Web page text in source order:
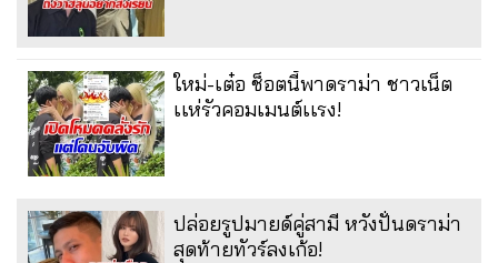
ใหม่-เต๋อ ช็อตนี้พาดราม่า ชาวเน็ต
เเห่รัวคอมเมนต์เเรง!
ปล่อยรูปมายด์คู่สามี หวังปั่นดราม่า
สุดท้ายทัวร์ลงเก้อ!